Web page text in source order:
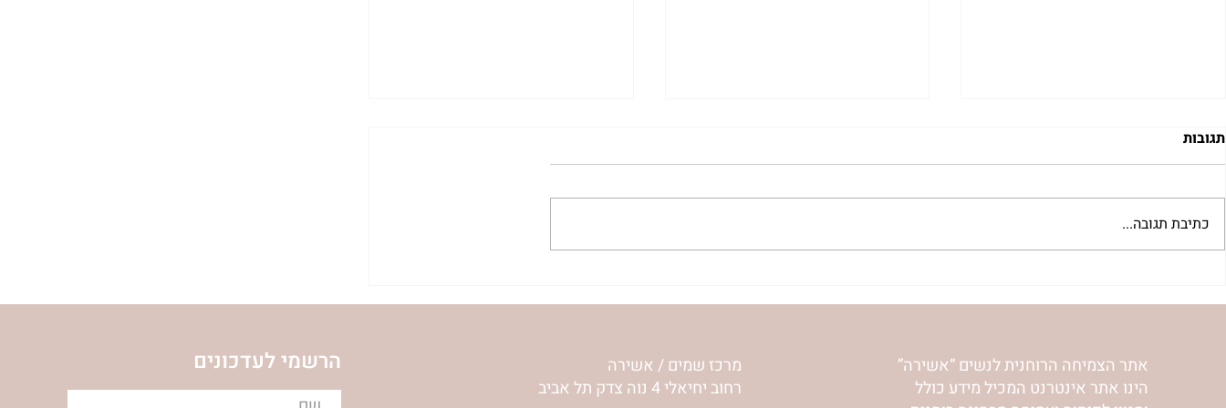
וינשטיין
אפרת בזק
לפרשת שלח | רחל וינשטיין
תגובות
כתיבת תגובה...
הרשמי לעדכונים
מרכז שמים / אשירה
רחוב יחיאלי 4 נוה צדק תל אביב
אתר הצמיחה הרוחנית לנשים “אשירה”
הינו אתר אינטרנט המכיל מידע כולל